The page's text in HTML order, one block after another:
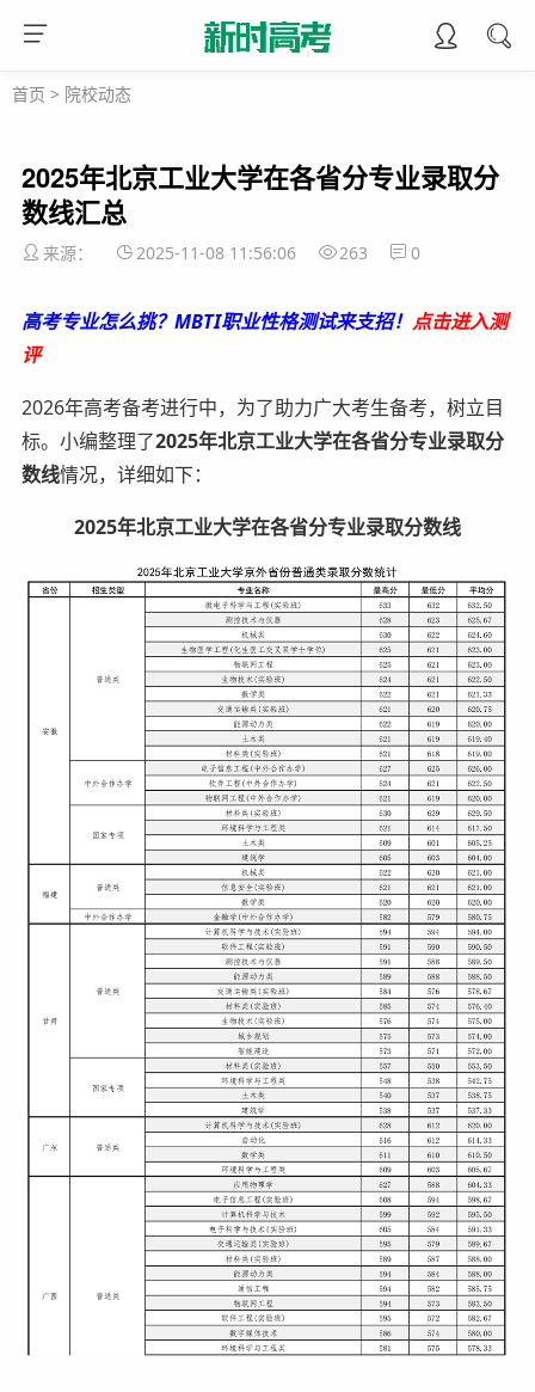
首页 > 院校动态
2025年北京工业大学在各省分专业录取分
数线汇总
来源： 2025-11-08 11:56:06 263 0
高考专业怎么挑？MBTI职业性格测试来支招！ 点击进入测
评
2026年高考备考进行中，为了助力广大考生备考，树立目
标。小编整理了2025年北京工业大学在各省分专业录取分
数线情况，详细如下：
2025年北京工业大学在各省分专业录取分数线